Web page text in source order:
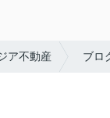
ア不動産 ブロ